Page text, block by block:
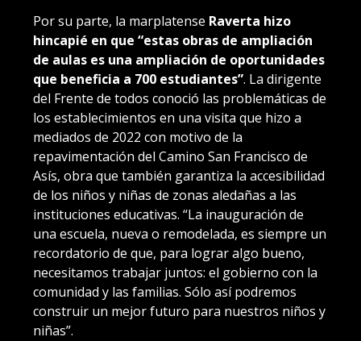
Por su parte, la marplatense Raverta hizo
hincapié en que “estas obras de ampliación
de aulas es una ampliación de oportunidades
que beneficia a 700 estudiantes”. La dirigente
del Frente de todos conoció las problemáticas de
los establecimientos en una visita que hizo a
mediados de 2022 con motivo de la
repavimentación del Camino San Francisco de
Asís, obra que también garantiza la accesibilidad
de los niños y niñas de zonas aledañas a las
instituciones educativas. “La inauguración de
una escuela, nueva o remodelada, es siempre un
recordatorio de que, para lograr algo bueno,
necesitamos trabajar juntos: el gobierno con la
comunidad y las familias. Sólo así podremos
construir un mejor futuro para nuestros niños y
niñas”.